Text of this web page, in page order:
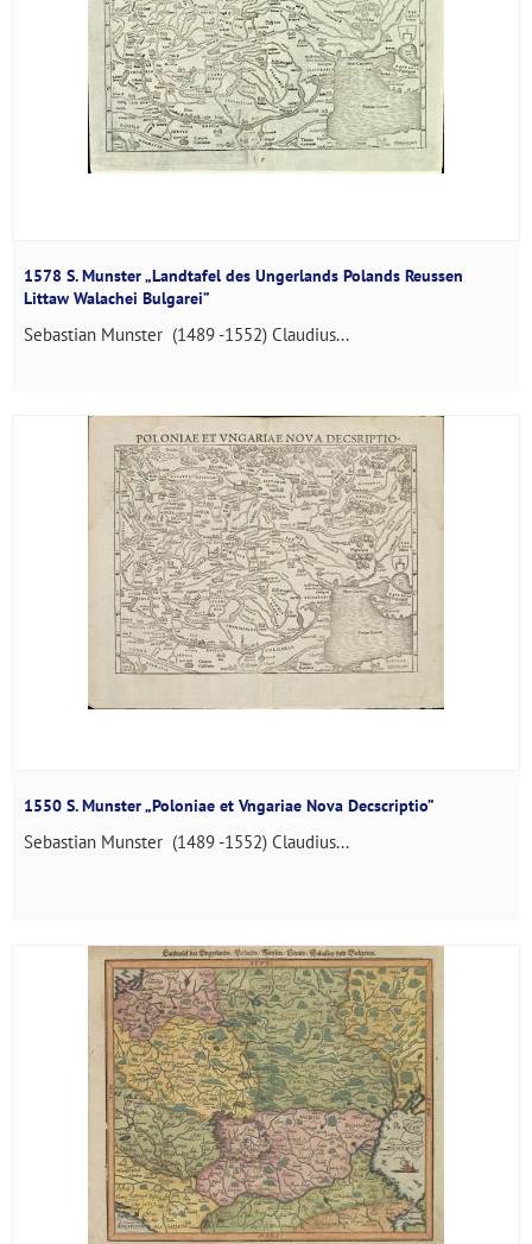
1578 S. Munster „Landtafel des Ungerlands Polands Reussen
Littaw Walachei Bulgarei”
Sebastian Munster (1489 -1552) Claudius...
1550 S. Munster „Poloniae et Vngariae Nova Decscriptio”
Sebastian Munster (1489 -1552) Claudius...